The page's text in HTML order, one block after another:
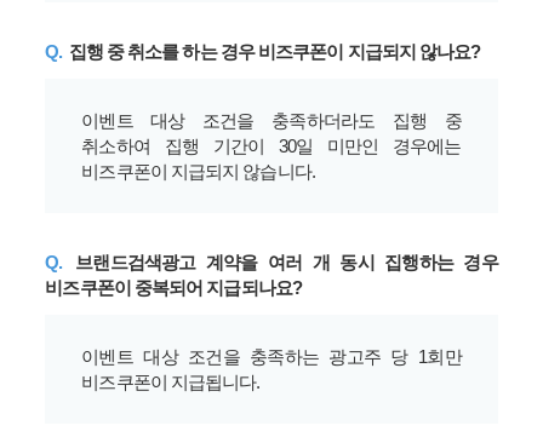
Q. 집행 중 취소를 하는 경우 비즈쿠폰이 지급되지 않나요?
이벤트 대상 조건을 충족하더라도 집행 중
취소하여 집행 기간이 30일 미만인 경우에는
비즈쿠폰이 지급되지 않습니다.
Q.
브랜드검색광고 계약을 여러 개 동시 집행하는 경우
비즈쿠폰이 중복되어 지급되나요?
이벤트 대상 조건을 충족하는 광고주 당 1회만
비즈쿠폰이 지급됩니다.